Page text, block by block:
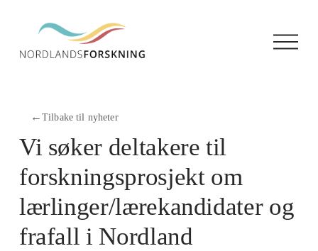
Å
p
←Tilbake til nyheter
Vi søker deltakere til
forskningsprosjekt om
lærlinger/lærekandidater og
frafall i Nordland